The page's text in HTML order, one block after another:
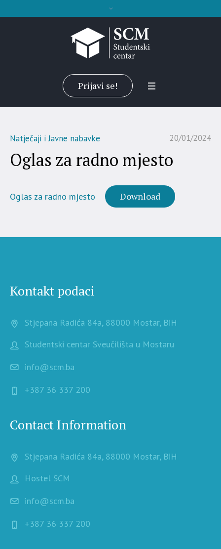
Prijavi se!
20/01/2024
Natječaji i Javne nabavke
Oglas za radno mjesto
Oglas za radno mjesto Download
Kontakt podaci
Stjepana Radića 84a, 88000 Mostar, BiH
Studentski centar Sveučilišta u Mostaru
info@scm.ba
+387 36 337 200
Contact Information
Stjepana Radića 84a, 88000 Mostar, BiH
Hostel SCM
info@scm.ba
+387 36 337 200